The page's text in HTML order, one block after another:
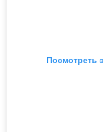
Посмотреть